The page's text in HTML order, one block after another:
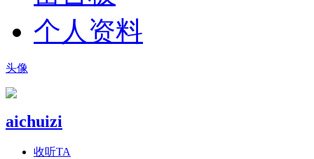
个人资料
头像
aichuizi
收听TA